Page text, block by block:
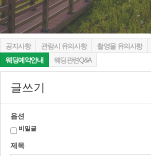
공지사항 관람시 유의사항 촬영물 유의사항
웨딩예약안내
웨딩관련Q&A
글쓰기
옵션
비밀글
제목